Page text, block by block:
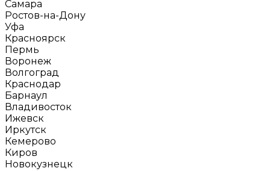
Самара
Ростов-на-Дону
Уфа
Красноярск
Пермь
Воронеж
Волгоград
Краснодар
Барнаул
Владивосток
Ижевск
Иркутск
Кемерово
Киров
Новокузнецк